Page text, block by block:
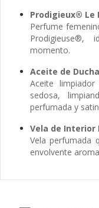
Prodigieux® Le
Perfume
momento.
Aceite de
Aceite
sedosa,
perfumada y
Vela de Interior
Vela perfumada
envolvente